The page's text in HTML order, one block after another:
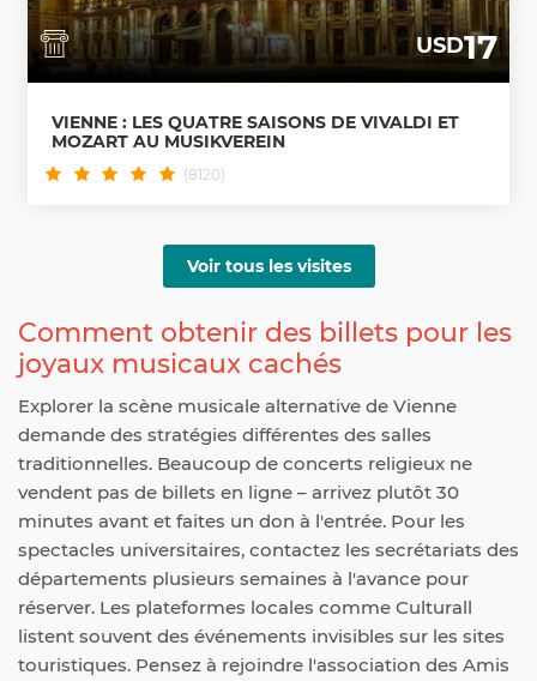
USD17
VIENNE : LES QUATRE SAISONS DE VIVALDI ET
MOZART AU MUSIKVEREIN
(8120)
Voir tous les visites
Comment obtenir des billets pour les
joyaux musicaux cachés
Explorer la scène musicale alternative de Vienne
demande des stratégies différentes des salles
traditionnelles. Beaucoup de concerts religieux ne
vendent pas de billets en ligne – arrivez plutôt 30
minutes avant et faites un don à l'entrée. Pour les
spectacles universitaires, contactez les secrétariats des
départements plusieurs semaines à l'avance pour
réserver. Les plateformes locales comme Culturall
listent souvent des événements invisibles sur les sites
touristiques. Pensez à rejoindre l'association des Amis